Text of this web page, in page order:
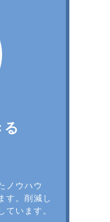
ノウハウ
す。削減し
ています。